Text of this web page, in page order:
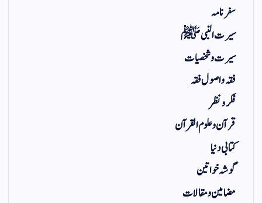
سفر نامہ
سیرت النبی ﷺ
سیرت و شخصیات
فقہ و اصول فقہ
فکر و نظر
قرآن و علوم القرآن
کتابی دنیا
گوشہ خواتین
مضامین و مقالات